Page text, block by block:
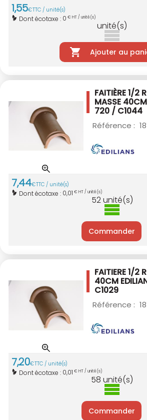
1,55€TTC / unité(s)
Dont écotaxe : 0 € HT / unité(s)
unité(s)
Ajouter au
FAITIÈRE 1/2
MASSE 40CM
720 / C1044
Référence :
7,44€TTC / unité(s)
Dont écotaxe : 0,01 € HT / unité(s)
52unité(s)
Commander
FAITIERE 1/2
40CM
C1029
Référence :
7,20€TTC / unité(s)
Dont écotaxe : 0,01 € HT / unité(s)
58 unité(s)
Commander